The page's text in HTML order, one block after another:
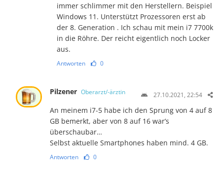
immer schlimmer mit den Herstellern. Beispiel
Windows 11. Unterstützt Prozessoren erst ab
der 8. Generation . Ich schau mit mein i7 7700k
in die Röhre. Der reicht eigentlich noch Locker
aus.
Antworten 0
Pilzener Oberarzt/-ärztin 27.10.2021, 22:54
An meinem i7-5 habe ich den Sprung von 4 auf 8
GB bemerkt, aber von 8 auf 16 war’s
überschaubar…
Selbst aktuelle Smartphones haben mind. 4 GB.
Antworten 0